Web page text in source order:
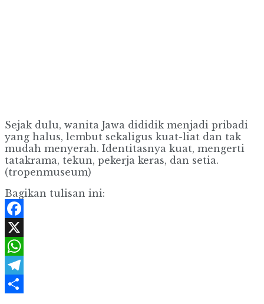
Sejak dulu, wanita Jawa dididik menjadi pribadi
yang halus, lembut sekaligus kuat-liat dan tak
mudah menyerah. Identitasnya kuat, mengerti
tatakrama, tekun, pekerja keras, dan setia.
(tropenmuseum)
Bagikan tulisan ini:
Facebook
X
WhatsApp
Telegram